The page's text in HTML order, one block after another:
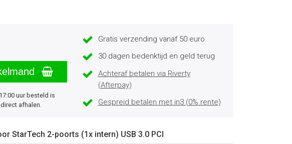
uur besteld is
afhalen.
Gratis verzending vanaf 50 euro
30 dagen bedenktijd en geld terug
Achteraf betalen via Riverty
(Afterpay)
Gespreid betalen met in3 (0% rente)
StarTech 2-poorts (1x intern) USB 3.0 PCI